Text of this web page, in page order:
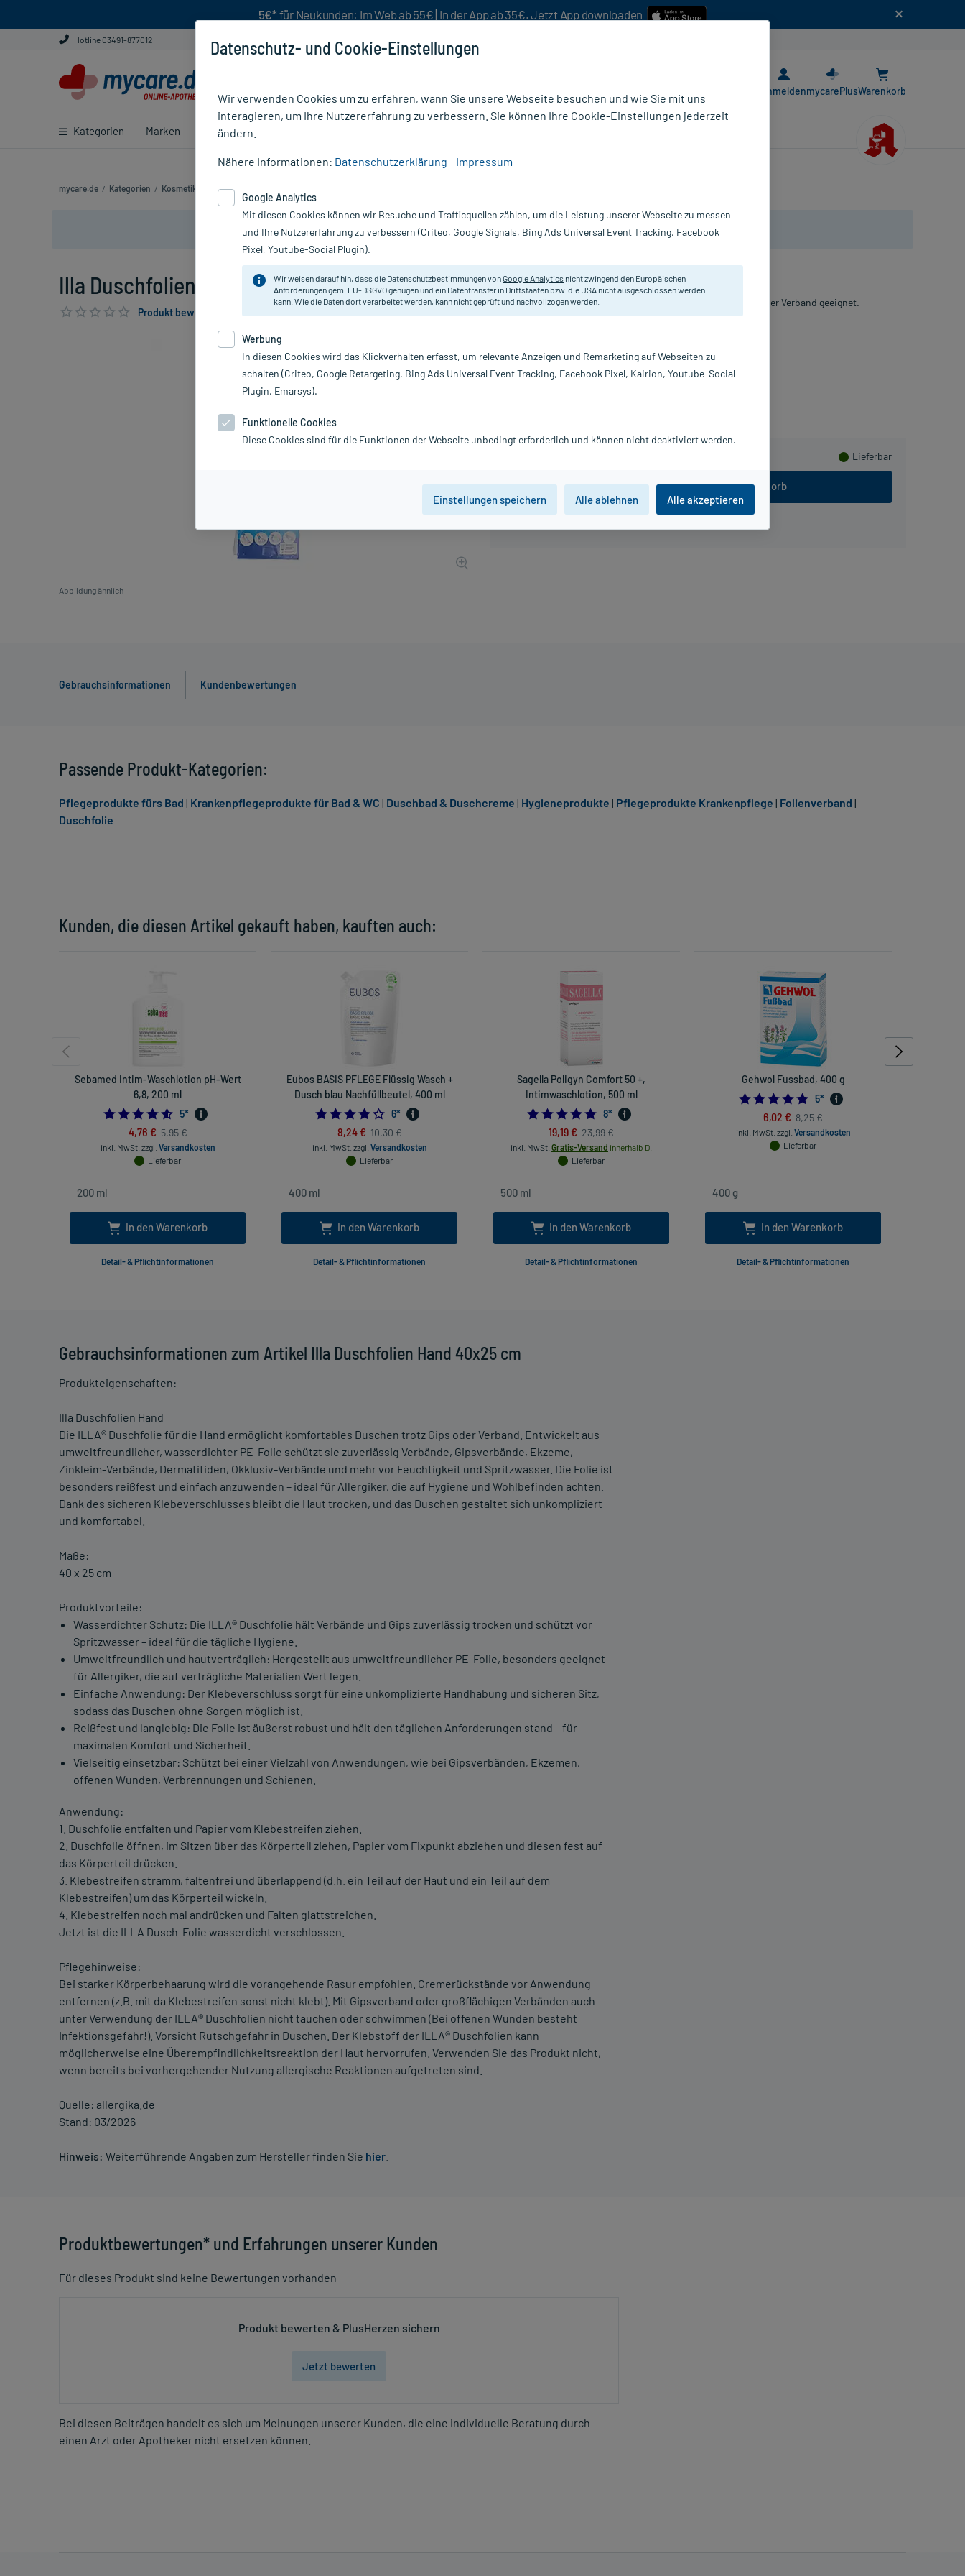
5€* für Neukunden: Im Web ab 55€ | In der App ab 35€. Jetzt App downloaden
Hotline 03491-877012
Kategorien Marken Ratgeber
AnmeldenmycarePlusWarenkorb
mycare.de / Kategorien / Kosmetik Körperpflegeprodukte
Nur für kurze Zeit:Gratis-Versand* ab 19€ Mindestbestellwert!
Illa Duschfolien Hand 40x25 cm, 5 St
Produkt bewerten & PlusHerzen sichern
Abbildung ähnlich
Lieferbar
In den Warenkorb
Allergika
Nässeschutz für die Hand. Zum Duschen und Baden mit Gips oder Verband geeignet.
Hersteller:
ALLERGIKA Pharma GmbH
Gebrauchsinformationen Kundenbewertungen
Gebrauchsinformationen zum Artikel Illa Duschfolien Hand 40x25 cm
Produkteigenschaften:
Illa Duschfolien Hand
Die ILLA® Duschfolie für die Hand ermöglicht komfortables Duschen trotz Gips oder Verband. Entwickelt aus
umweltfreundlicher, wasserdichter PE-Folie schützt sie zuverlässig Verbände, Gipsverbände, Ekzeme,
Zinkleim-Verbände, Dermatitiden, Okklusiv-Verbände und mehr vor Feuchtigkeit und Spritzwasser. Die Folie ist
besonders reißfest und einfach anzuwenden – ideal für Allergiker, die auf Hygiene und Wohlbefinden achten.
Dank des sicheren Klebeverschlusses bleibt die Haut trocken, und das Duschen gestaltet sich unkompliziert
und komfortabel.
Maße:
40 x 25 cm
Produktvorteile:
Wasserdichter Schutz: Die ILLA® Duschfolie hält Verbände und Gips zuverlässig trocken und schützt vor
Spritzwasser – ideal für die tägliche Hygiene.
Umweltfreundlich und hautverträglich: Hergestellt aus umweltfreundlicher PE-Folie, besonders geeignet
für Allergiker, die auf verträgliche Materialien Wert legen.
Einfache Anwendung: Der Klebeverschluss sorgt für eine unkomplizierte Handhabung und sicheren Sitz,
sodass das Duschen ohne Sorgen möglich ist.
Reißfest und langlebig: Die Folie ist äußerst robust und hält den täglichen Anforderungen stand – für
maximalen Komfort und Sicherheit.
Vielseitig einsetzbar: Schützt bei einer Vielzahl von Anwendungen, wie bei Gipsverbänden, Ekzemen,
offenen Wunden, Verbrennungen und Schienen.
Anwendung:
1. Duschfolie entfalten und Papier vom Klebestreifen ziehen.
2. Duschfolie öffnen, im Sitzen über das Körperteil ziehen, Papier vom Fixpunkt abziehen und diesen fest auf
das Körperteil drücken.
3. Klebestreifen stramm, faltenfrei und überlappend (d.h. ein Teil auf der Haut und ein Teil auf dem
Klebestreifen) um das Körperteil wickeln.
4. Klebestreifen noch mal andrücken und Falten glattstreichen.
Jetzt ist die ILLA Dusch-Folie wasserdicht verschlossen.
Pflegehinweise:
Bei starker Körperbehaarung wird die vorangehende Rasur empfohlen. Cremerückstände vor Anwendung
entfernen (z.B. mit da Klebestreifen sonst nicht klebt). Mit Gipsverband oder großflächigen Verbänden auch
unter Verwendung der ILLA® Duschfolien nicht tauchen oder schwimmen (Bei offenen Wunden besteht
Infektionsgefahr!). Vorsicht Rutschgefahr in Duschen. Der Klebstoff der ILLA® Duschfolien kann
möglicherweise eine Überempfindlichkeitsreaktion der Haut hervorrufen. Verwenden Sie das Produkt nicht,
wenn bereits bei vorhergehender Nutzung allergische Reaktionen aufgetreten sind.
Quelle: allergika.de
Stand: 03/2026
Hinweis: Weiterführende Angaben zum Hersteller finden Sie hier
Produktbewertungen* und Erfahrungen unserer Kunden
Für dieses Produkt sind keine Bewertungen vorhanden
Produkt bewerten & PlusHerzen sichern
Jetzt bewerten
Bei diesen Beiträgen handelt es sich um Meinungen unserer Kunden, die eine individuelle Beratung durch
einen Arzt oder Apotheker nicht ersetzen können.
Kunden, die diesen Artikel gekauft haben, kauften auch:
Sebamed Intim-Waschlotion pH-Wert
6,8, 200 ml
4.6
5*
4,76 € 5,95 €
inkl. MwSt. zzgl. Versandkosten
Lieferbar
In den Warenkorb
Detail- & Pflichtinformationen
Eubos BASIS PFLEGE Flüssig Wasch +
Dusch blau Nachfüllbeutel, 400 ml
4.333333333333333
6*
8,24 € 10,30 €
inkl. MwSt. zzgl. Versandkosten
Lieferbar
In den Warenkorb
Detail- & Pflichtinformationen
Sagella Poligyn Comfort 50 +,
Intimwaschlotion, 500 ml
5.0
8*
19,19 € 23,99 €
inkl. MwSt. Gratis-Versand innerhalb D.
Lieferbar
In den Warenkorb
Detail- & Pflichtinformationen
Gehwol Fussbad, 400 g
5.0
5*
6,02 € 8,25 €
inkl. MwSt. zzgl. Versandkosten
Lieferbar
In den Warenkorb
Detail- & Pflichtinformationen
Passende Produkt-Kategorien:
Pflegeprodukte fürs Bad | Krankenpflegeprodukte für Bad & WC | Duschbad & Duschcreme | Hygieneprodukte | Pflegeprodukte Krankenpflege | Folienverband |
Duschfolie
Datenschutz- und Cookie-Einstellungen
Wir verwenden Cookies um zu erfahren, wann Sie unsere Webseite besuchen und wie Sie mit uns
interagieren, um Ihre Nutzererfahrung zu verbessern. Sie können Ihre Cookie-Einstellungen jederzeit
ändern.
Nähere Informationen: Datenschutzerklärung Impressum
Google Analytics
Mit diesen Cookies können wir Besuche und Trafficquellen zählen, um die Leistung unserer Webseite zu messen
und Ihre Nutzererfahrung zu verbessern (Criteo, Google Signals, Bing Ads Universal Event Tracking, Facebook
Pixel, Youtube-Social Plugin).
Wir weisen darauf hin, dass die Datenschutzbestimmungen vonGoogle Analytics nicht zwingend den Europäischen
Anforderungen gem. EU-DSGVO genügen und ein Datentransfer in Drittstaaten bzw. die USA nicht ausgeschlossen werden
kann. Wie die Daten dort verarbeitet werden, kann nicht geprüft und nachvollzogen werden.
Werbung
In diesen Cookies wird das Klickverhalten erfasst, um relevante Anzeigen und Remarketing auf Webseiten zu
schalten (Criteo, Google Retargeting, Bing Ads Universal Event Tracking, Facebook Pixel, Kairion, Youtube-Social
Plugin, Emarsys).
Funktionelle Cookies
Diese Cookies sind für die Funktionen der Webseite unbedingt erforderlich und können nicht deaktiviert werden.
Einstellungen speichern Alle ablehnen Alle akzeptieren